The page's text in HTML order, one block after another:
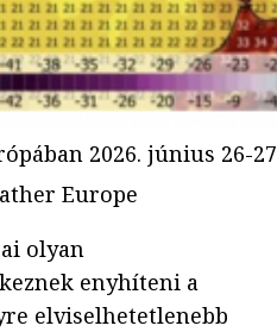
2026. június 26-
Europe
olyan
enyhíteni a
elviselhetetlenebb